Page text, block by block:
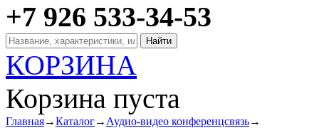
+7 926 533-34-53
КОРЗИНА
Корзина пуста
Главная→Каталог→ Аудио-видео конференцсвязь→